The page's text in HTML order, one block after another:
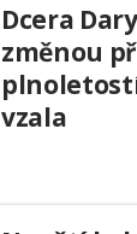
Dcera
změnou
vzala